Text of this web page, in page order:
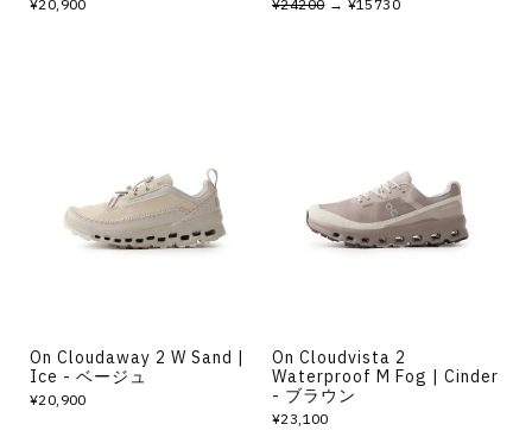
¥20,900 ¥24200→ ¥15730
On Cloudaway 2 W Sand |
Ice - ベージュ
¥20,900
On Cloudvista 2
Waterproof M Fog | Cinder
- ブラウン
¥23,100